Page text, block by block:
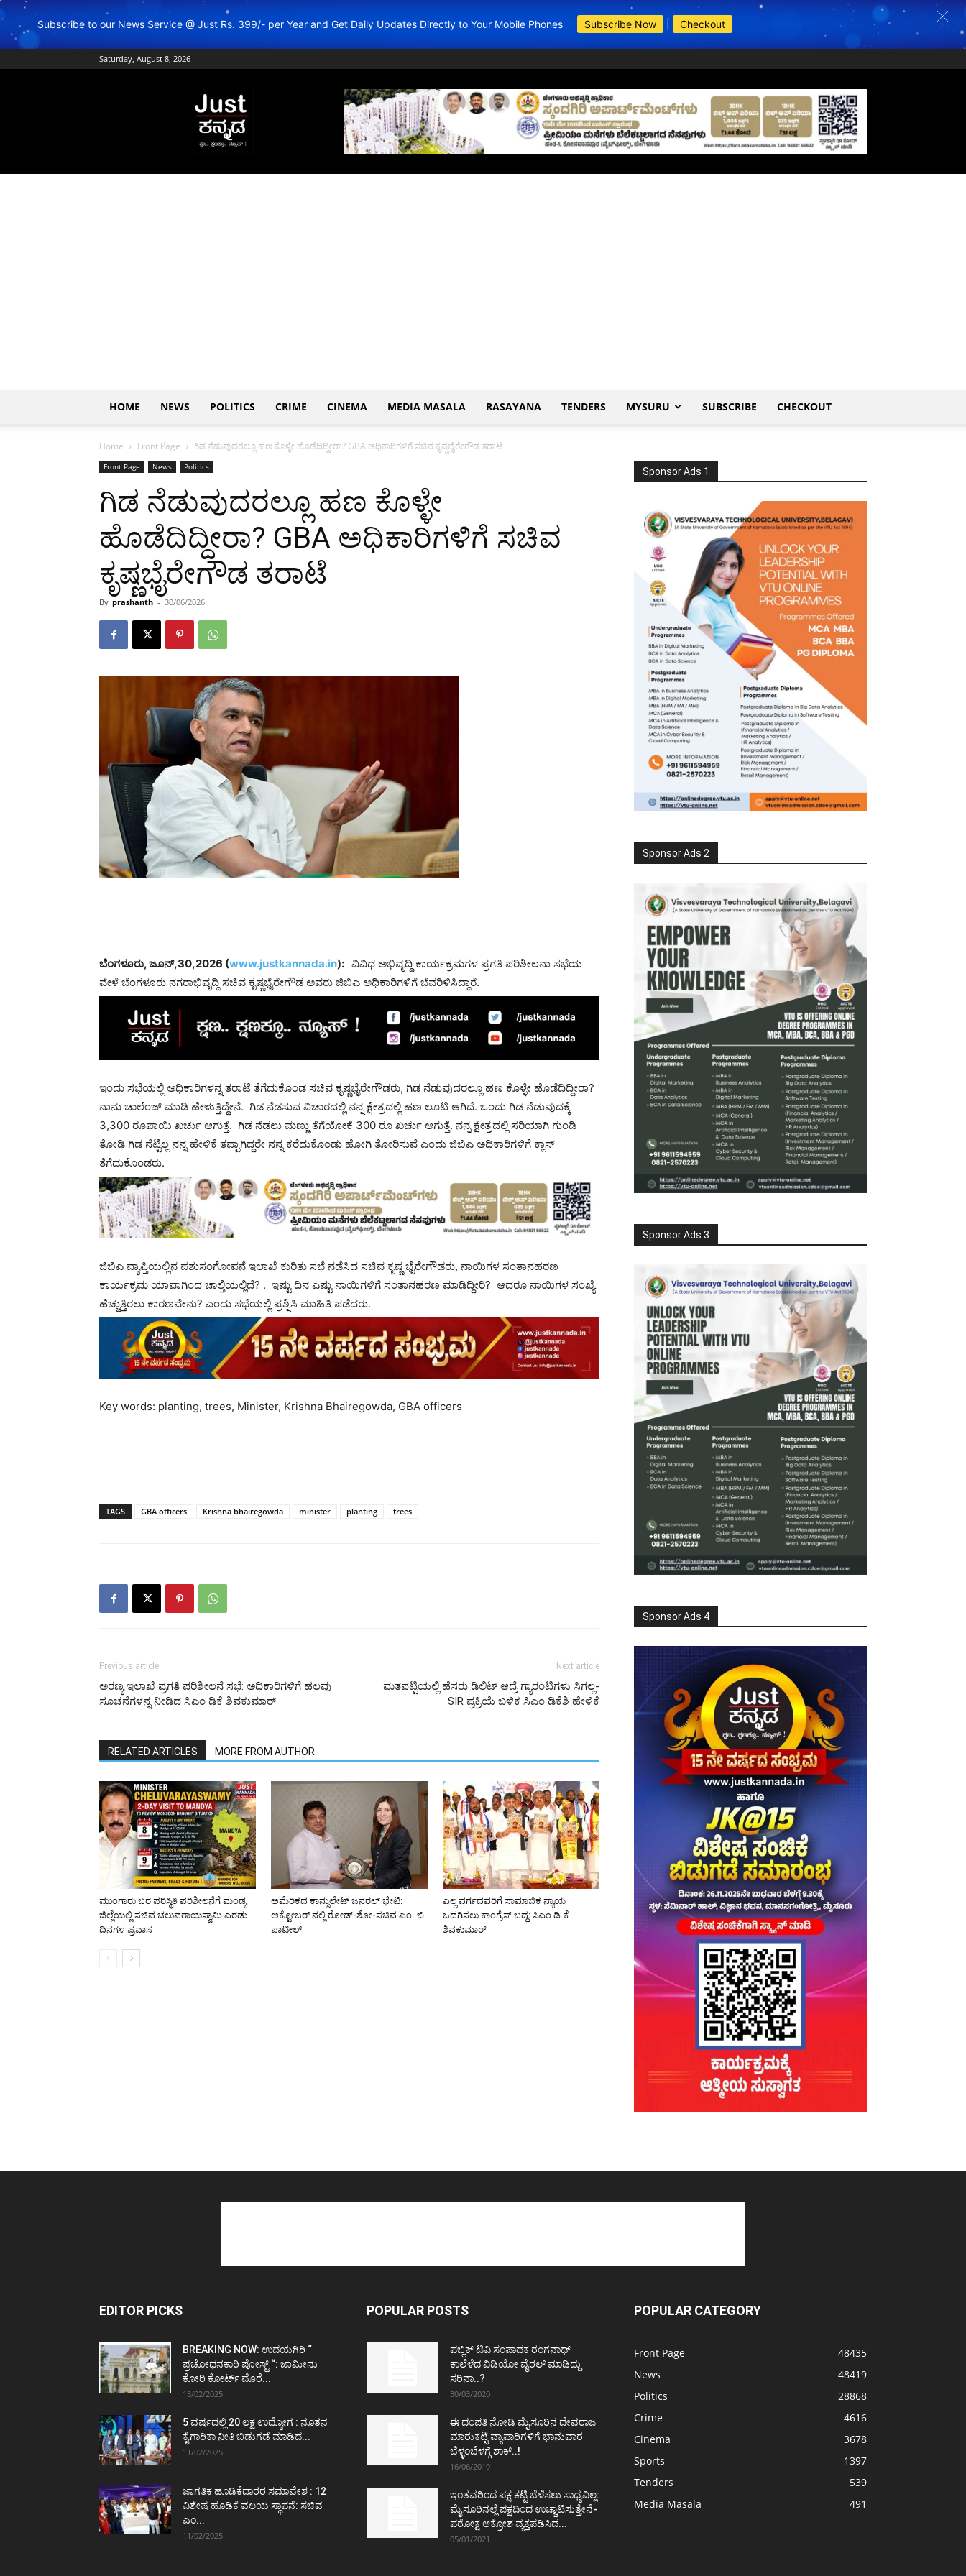
Subscribe to our News Service @ Just Rs. 399/- per Year and Get Daily Updates Directly to Your Mobile Phones Subscribe Now Checkout
Saturday, August 8, 2026
Just
Kannada
–
Online
News
ಕನ್ನಡ
BDA Apartments
HOME NEWS POLITICS CRIME CINEMA MEDIA MASALA RASAYANA TENDERS MYSURU SUBSCRIBE CHECKOUT
Home Front Page ಗಿಡ ನೆಡುವುದರಲ್ಲೂ ಹಣ ಕೊಳ್ಳೇ ಹೊಡೆದಿದ್ದೀರಾ? GBA ಅಧಿಕಾರಿಗಳಿಗೆ ಸಚಿವ ಕೃಷ್ಣಭೈರೇಗೌಡ ತರಾಟೆ
Front Page News Politics
ಗಿಡ ನೆಡುವುದರಲ್ಲೂ ಹಣ ಕೊಳ್ಳೇ
ಹೊಡೆದಿದ್ದೀರಾ? GBA ಅಧಿಕಾರಿಗಳಿಗೆ ಸಚಿವ
ಕೃಷ್ಣಭೈರೇಗೌಡ ತರಾಟೆ
By prashanth - 30/06/2026
ಬೆಂಗಳೂರು, ಜೂನ್,30,2026 (www.justkannada.in): ವಿವಿಧ ಅಭಿವೃದ್ದಿ ಕಾರ್ಯಕ್ರಮಗಳ ಪ್ರಗತಿ ಪರಿಶೀಲನಾ ಸಭೆಯ
ವೇಳೆ ಬೆಂಗಳೂರು ನಗರಾಭಿವೃದ್ದಿ ಸಚಿವ ಕೃಷ್ಣಭೈರೇಗೌಡ ಅವರು ಜಿಬಿಎ ಅಧಿಕಾರಿಗಳಿಗೆ ಬೆವರಿಳಿಸಿದ್ದಾರೆ.
ಇಂದು ಸಭೆಯಲ್ಲಿ ಅಧಿಕಾರಿಗಳನ್ನ ತರಾಟೆ ತೆಗೆದುಕೊಂಡ ಸಚಿವ ಕೃಷ್ಣಭೈರೇಗೌಡರು, ಗಿಡ ನೆಡುವುದರಲ್ಲೂ ಹಣ ಕೊಳ್ಳೇ ಹೊಡೆದಿದ್ದೀರಾ?
ನಾನು ಚಾಲೆಂಜ್ ಮಾಡಿ ಹೇಳುತ್ತಿದ್ದೇನೆ. ಗಿಡ ನೆಡಸುವ ವಿಚಾರದಲ್ಲಿ ನನ್ನ ಕ್ಷೇತ್ರದಲ್ಲಿ ಹಣ ಲೂಟಿ ಆಗಿದೆ. ಒಂದು ಗಿಡ ನೆಡುವುದಕ್ಕೆ
3,300 ರೂಪಾಯಿ ಖರ್ಚು ಆಗುತ್ತೆ. ಗಿಡ ನೆಡಲು ಮಣ್ಣು ತೆಗೆಯೋಕೆ 300 ರೂ ಖರ್ಚು ಆಗುತ್ತೆ. ನನ್ನ ಕ್ಷೇತ್ರದಲ್ಲಿ ಸರಿಯಾಗಿ ಗುಂಡಿ
ತೋಡಿ ಗಿಡ ನೆಟ್ಟಿಲ್ಲ ನನ್ನ ಹೇಳಿಕೆ ತಪ್ಪಾಗಿದ್ದರೇ ನನ್ನ ಕರೆದುಕೊಂಡು ಹೋಗಿ ತೋರಿಸುವೆ ಎಂದು ಜಿಬಿಎ ಅಧಿಕಾರಿಗಳಿಗೆ ಕ್ಲಾಸ್
ತೆಗೆದುಕೊಂಡರು.
ಜಿಬಿಎ ವ್ಯಾಪ್ತಿಯಲ್ಲಿನ ಪಶುಸಂಗೋಪನೆ ಇಲಾಖೆ ಕುರಿತು ಸಭೆ ನಡೆಸಿದ ಸಚಿವ ಕೃಷ್ಣ ಭೈರೇಗೌಡರು, ನಾಯಿಗಳ ಸಂತಾನಹರಣ
ಕಾರ್ಯಕ್ರಮ ಯಾವಾಗಿಂದ ಚಾಲ್ತಿಯಲ್ಲಿದೆ? . ಇಷ್ಟು ದಿನ ಎಷ್ಟು ನಾಯಿಗಳಿಗೆ ಸಂತಾನಹರಣ ಮಾಡಿದ್ದೀರಿ? ಆದರೂ ನಾಯಿಗಳ ಸಂಖ್ಯೆ
ಹೆಚ್ಚುತ್ತಿರಲು ಕಾರಣವೇನು? ಎಂದು ಸಭೆಯಲ್ಲಿ ಪ್ರಶ್ನಿಸಿ ಮಾಹಿತಿ ಪಡೆದರು.
Key words: planting, trees, Minister, Krishna Bhairegowda, GBA officers
TAGS GBA officers Krishna bhairegowda minister planting trees
Previous article
ಅರಣ್ಯ ಇಲಾಖೆ ಪ್ರಗತಿ ಪರಿಶೀಲನೆ ಸಭೆ: ಅಧಿಕಾರಿಗಳಿಗೆ ಹಲವು
ಸೂಚನೆಗಳನ್ನ ನೀಡಿದ ಸಿಎಂ ಡಿಕೆ ಶಿವಕುಮಾರ್
Next article
ಮತಪಟ್ಟಿಯಲ್ಲಿ ಹೆಸರು ಡಿಲಿಟ್ ಆದ್ರೆ ಗ್ಯಾರಂಟಿಗಳು ಸಿಗಲ್ಲ-
SIR ಪ್ರಕ್ರಿಯೆ ಬಳಿಕ ಸಿಎಂ ಡಿಕೆಶಿ ಹೇಳಿಕೆ
RELATED ARTICLES MORE FROM AUTHOR
ಮುಂಗಾರು ಬರ ಪರಿಸ್ಥಿತಿ ಪರಿಶೀಲನೆಗೆ ಮಂಡ್ಯ
ಜಿಲ್ಲೆಯಲ್ಲಿ ಸಚಿವ ಚಲುವರಾಯಸ್ವಾಮಿ ಎರಡು
ದಿನಗಳ ಪ್ರವಾಸ
ಅಮೆರಿಕದ ಕಾನ್ಸುಲೇಟ್ ಜನರಲ್ ಭೇಟಿ:
ಅಕ್ಟೋಬರ್ ನಲ್ಲಿ ರೋಡ್-ಶೋ-ಸಚಿವ ಎಂ. ಬಿ
ಪಾಟೀಲ್
ಎಲ್ಲ ವರ್ಗದವರಿಗೆ ಸಾಮಾಜಿಕ ನ್ಯಾಯ
ಒದಗಿಸಲು ಕಾಂಗ್ರೆಸ್ ಬದ್ಧ: ಸಿಎಂ ಡಿ.ಕೆ
ಶಿವಕುಮಾರ್
Sponsor Ads 1
Sponsor Ads 2
Sponsor Ads 3
Sponsor Ads 4
EDITOR PICKS
BREAKING NOW: ಉದಯಗಿರಿ “
ಪ್ರಚೋಧನಕಾರಿ ಪೋಸ್ಟ್‌ “: ಜಾಮೀನು
ಕೋರಿ ಕೋರ್ಟ್‌ ಮೊರೆ...
13/02/2025
5 ವರ್ಷದಲ್ಲಿ 20 ಲಕ್ಷ ಉದ್ಯೋಗ : ನೂತನ
ಕೈಗಾರಿಕಾ ನೀತಿ ಬಿಡುಗಡೆ ಮಾಡಿದ...
11/02/2025
ಜಾಗತಿಕ ಹೂಡಿಕೆದಾರರ ಸಮಾವೇಶ : 12
ವಿಶೇಷ ಹೂಡಿಕೆ ವಲಯ ಸ್ಥಾಪನೆ: ಸಚಿವ
ಎಂ...
11/02/2025
POPULAR POSTS
ಪಬ್ಲಿಕ್ ಟಿವಿ ಸಂಪಾದಕ ರಂಗನಾಥ್
ಕಾಲೆಳೆದ ವಿಡಿಯೋ ವೈರಲ್ ಮಾಡಿದ್ದು
ಸರಿನಾ..?
30/03/2020
ಈ ದಂಪತಿ ನೋಡಿ ಮೈಸೂರಿನ ದೇವರಾಜ
ಮಾರುಕಟ್ಟೆ ವ್ಯಾಪಾರಿಗಳಿಗೆ ಭಾನುವಾರ
ಬೆಳ್ಳಂಬೆಳಗ್ಗೆ ಶಾಕ್..!
16/06/2019
ಇಂತವರಿಂದ ಪಕ್ಷ ಕಟ್ಟಿ ಬೆಳೆಸಲು ಸಾಧ್ಯವಿಲ್ಲ:
ಮೈಸೂರಿನಲ್ಲೆ ಪಕ್ಷದಿಂದ ಉಚ್ಚಾಟಿಸುತ್ತೇನೆ-
ಪರೋಕ್ಷ ಆಕ್ರೋಶ ವ್ಯಕ್ತಪಡಿಸಿದ...
05/01/2021
POPULAR CATEGORY
Front Page
48435
News
48419
Politics
28868
Crime
4616
Cinema
3678
Sports
1397
Tenders
539
Media Masala
491